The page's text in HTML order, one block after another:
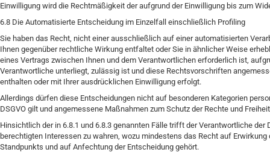
Einwilligung wird die Rechtmäßigkeit der aufgrund der Einwilligung bis zum
6.8 Die Automatisierte Entscheidung im Einzelfall einschließlich Profiling
Sie haben das Recht, nicht einer ausschließlich auf einer automatisierten
Ihnen gegenüber rechtliche Wirkung entfaltet oder Sie in ähnlicher Weise
eines Vertrags zwischen Ihnen und dem Verantwortlichen erforderlich ist,
Verantwortliche unterliegt, zulässig ist und diese Rechtsvorschriften
enthalten oder mit Ihrer ausdrücklichen Einwilligung erfolgt.
Allerdings dürfen diese Entscheidungen nicht auf besonderen Kategorien
DSGVO gilt und angemessene Maßnahmen zum Schutz der Rechte und
Hinsichtlich der in 6.8.1 und 6.8.3 genannten Fälle trifft der Verantwortliche
berechtigten Interessen zu wahren, wozu mindestens das Recht auf
Standpunkts und auf Anfechtung der Entscheidung gehört.